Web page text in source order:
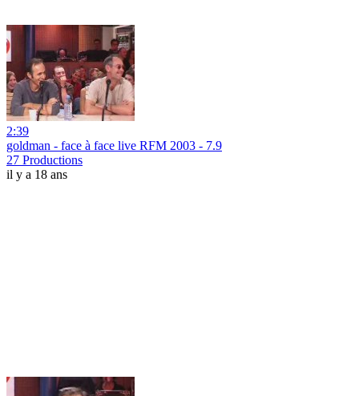
2:39
goldman - face à face live RFM 2003 - 7.9
27 Productions
il y a 18 ans